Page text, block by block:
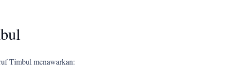
Timbul menawarkan: